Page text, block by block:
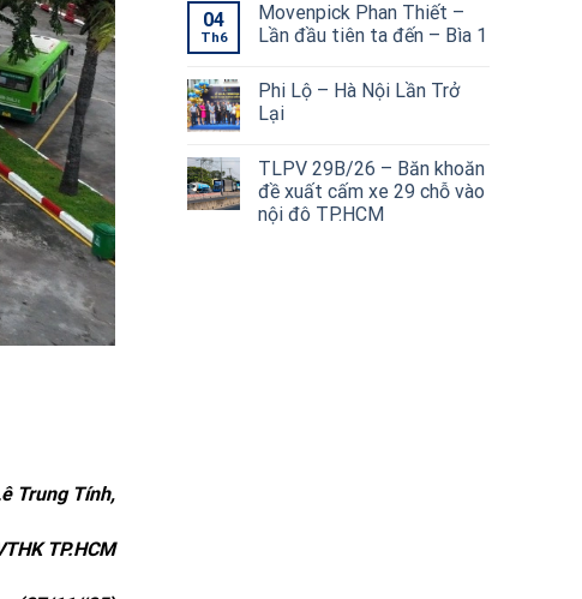
Trung Tính,
TP.HCM
04
Th6
Movenpick Phan Thiết –
Lần đầu tiên ta đến – Bìa 1
Phi Lộ – Hà Nội Lần Trở
Lại
TLPV 29B/26 – Băn khoăn
đề xuất cấm xe 29 chỗ vào
nội đô TP.HCM